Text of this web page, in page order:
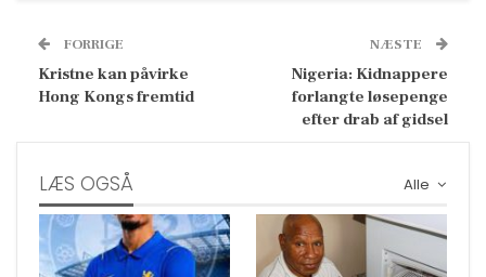
FORRIGE
Kristne kan påvirke
Hong Kongs fremtid
NÆSTE
Nigeria: Kidnappere
forlangte løsepenge
efter drab af gidsel
Alle
LÆS OGSÅ